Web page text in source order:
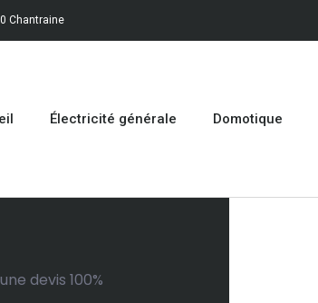
Chantraine
Électricité générale Domotique
devis 100%